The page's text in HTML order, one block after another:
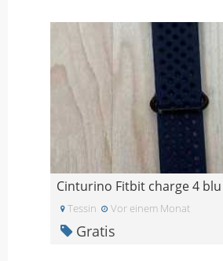
Cinturino Fitbit charge 4
Tessin Vor einem Monat
Gratis